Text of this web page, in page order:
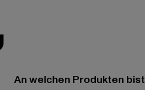
An welchen Produkten